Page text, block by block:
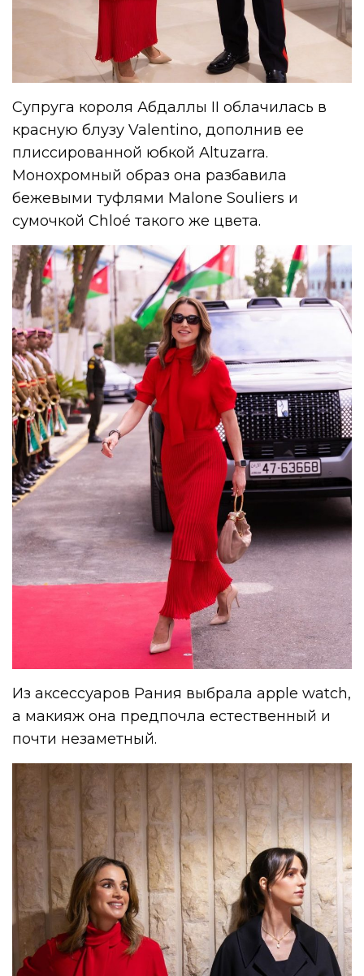
Супруга короля Абдаллы II облачилась в
красную блузу Valentino, дополнив ее
плиссированной юбкой Altuzarra.
Монохромный образ она разбавила
бежевыми туфлями Malone Souliers и
сумочкой Chloé такого же цвета.
Из аксессуаров Рания выбрала apple watch,
а макияж она предпочла естественный и
почти незаметный.